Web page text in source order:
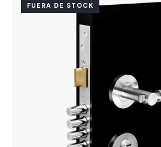
FUERA DE STOCK